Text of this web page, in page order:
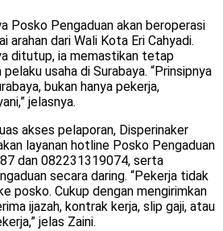
Posko Pengaduan akan beroperasi
arahan dari Wali Kota Eri Cahyadi.
ditutup, ia memastikan tetap
usaha di Surabaya. “Prinsipnya
bukan hanya pekerja,
jelasnya.
akses pelaporan, Disperinaker
layanan hotline Posko Pengaduan
dan 082231319074, serta
secara daring. “Pekerja tidak
posko. Cukup dengan mengirimkan
ijazah, kontrak kerja, slip gaji, atau
jelas Zaini.